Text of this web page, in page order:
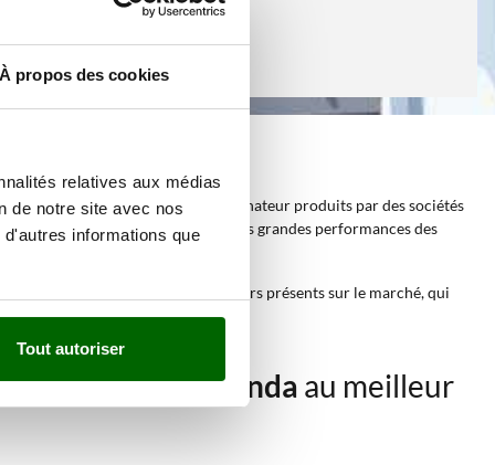
À propos des cookies
relatives aux médias
de notre site avec nos
informations que
Tout autoriser
avec moteur Honda
et alternateur produits par des sociétés
le top de leur catégorie. Les grandes performances des
sans doute les meilleurs moteurs présents sur le marché, qui
avec moteur Honda au meilleur